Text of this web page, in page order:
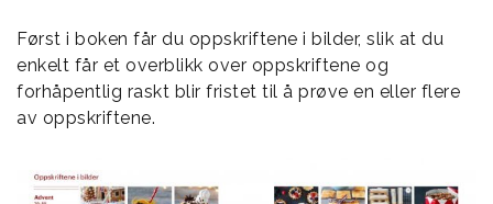
Først i boken får du oppskriftene i bilder, slik at du
enkelt får et overblikk over oppskriftene og
forhåpentlig raskt blir fristet til å prøve en eller flere
av oppskriftene.